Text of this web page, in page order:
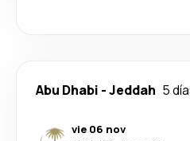
Abu Dhabi -Jeddah 5
vie 06 nov